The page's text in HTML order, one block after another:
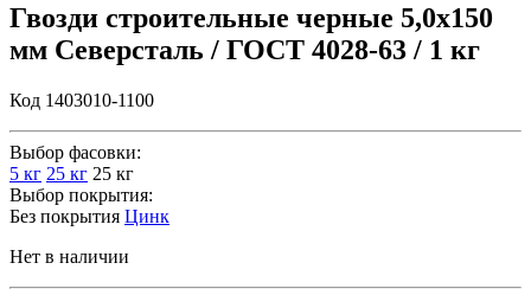
Гвозди строительные черные 5,0х150
мм Северсталь / ГОСТ 4028-63 / 1 кг
Код 1403010-1100
Выбор фасовки:
5 кг 25 кг 25 кг
Выбор покрытия:
Без покрытия Цинк
Нет в наличии